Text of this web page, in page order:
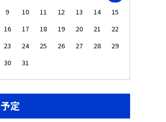
9
10 11 12 13 14
15
16
17 18 19 20 21
22
23
24 25 26 27 28
29
30
31
予定